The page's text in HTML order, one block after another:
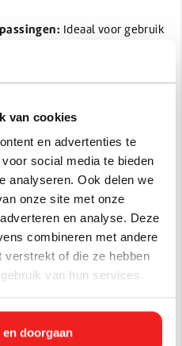
van cookies
en advertenties te
social media te bieden
analyseren. Ook delen we
onze site met onze
en analyse. Deze
combineren met andere
verstrekt of die ze hebben
van hun services.
doorgaan
Ideaal voor gebruik
en reinigingsefficiëntie
van stevig
tegen dagelijks gebruik en
metalen haken
mm (kan licht variëren per
apparatuur, vloeren